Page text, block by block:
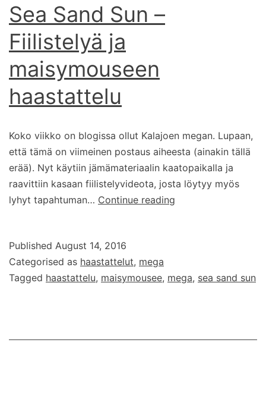
Sea Sand Sun –
Fiilistelyä ja
maisymouseen
haastattelu
Koko viikko on blogissa ollut Kalajoen megan. Lupaan,
että tämä on viimeinen postaus aiheesta (ainakin tällä
erää). Nyt käytiin jämämateriaalin kaatopaikalla ja
raavittiin kasaan fiilistelyvideota, josta löytyy myös
lyhyt tapahtuman… Continue reading
ja
Published August 14, 2016
Categorised as haastattelut, mega
Tagged haastattelu, maisymousee, mega, sea sand sun